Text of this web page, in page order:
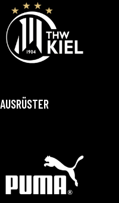
AUSRÜSTER